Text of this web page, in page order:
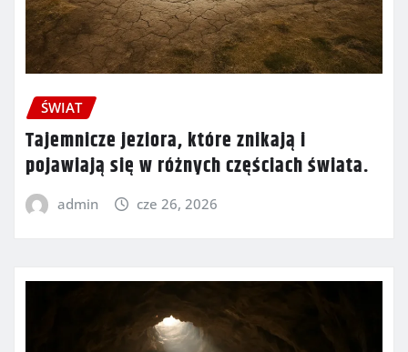
ŚWIAT
Tajemnicze jeziora, które znikają i
pojawiają się w różnych częściach świata.
admin cze 26, 2026